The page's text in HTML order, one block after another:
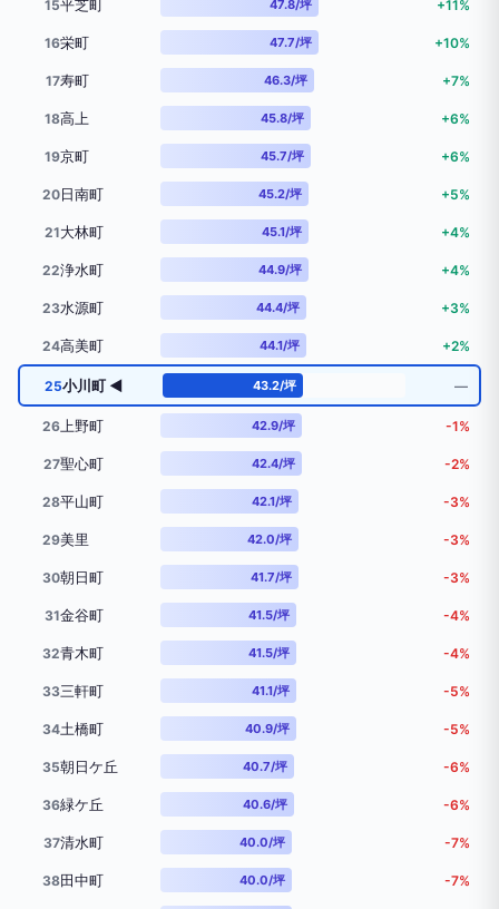
15平芝町 47.8/坪 +11%
16栄町 47.7/坪 +10%
17寿町 46.3/坪 +7%
18高上 45.8/坪 +6%
19京町 45.7/坪 +6%
20日南町 45.2/坪 +5%
21大林町 45.1/坪 +4%
22浄水町 44.9/坪 +4%
23水源町 44.4/坪 +3%
24高美町 44.1/坪 +2%
25小川町 ◀ 43.2/坪 ―
26 上野町 42.9/坪 -1%
27聖心町 42.4/坪 -2%
28平山町 42.1/坪 -3%
29美里 42.0/坪 -3%
30朝日町 41.7/坪 -3%
31金谷町 41.5/坪 -4%
32青木町 41.5/坪 -4%
33三軒町 41.1/坪 -5%
34土橋町 40.9/坪 -5%
35朝日ケ丘 40.7/坪 -6%
36緑ケ丘 40.6/坪 -6%
37清水町 40.0/坪 -7%
38田中町 40.0/坪 -7%